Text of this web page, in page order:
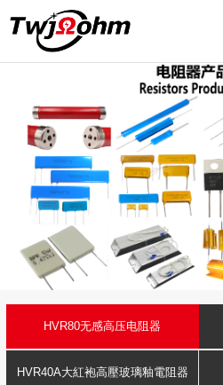
HVR80无感高压电阻器
HVR40A大紅袍高壓玻璃釉電阻器